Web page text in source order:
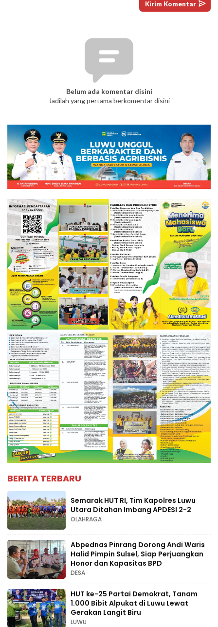
Belum ada komentar disini
Jadilah yang pertama berkomentar disini
BERITA TERBARU
Semarak HUT RI, Tim Kapolres Luwu
Utara Ditahan Imbang APDESI 2-2
OLAHRAGA
Abpednas Pinrang Dorong Andi Waris
Halid Pimpin Sulsel, Siap Perjuangkan
Honor dan Kapasitas BPD
DESA
HUT ke-25 Partai Demokrat, Tanam
1.000 Bibit Alpukat di Luwu Lewat
Gerakan Langit Biru
LUWU